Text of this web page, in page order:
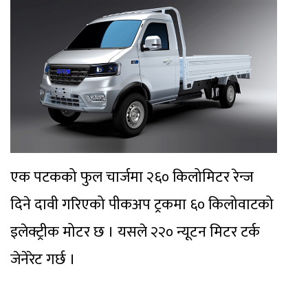
एक पटकको फुल चार्जमा २६० किलोमिटर रेन्ज
दिने दावी गरिएको पीकअप ट्रकमा ६० किलोवाटको
इलेक्ट्रीक मोटर छ । यसले २२० न्यूटन मिटर टर्क
जेनेरेट गर्छ ।